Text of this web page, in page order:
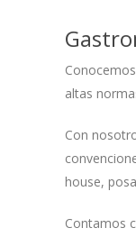
altas
Con
house,
Contamos